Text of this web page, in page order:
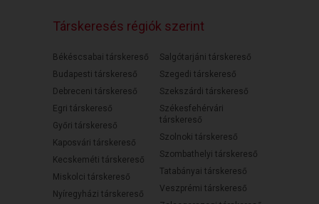
Társkeresés régiók szerint
Békéscsabai társkereső
Budapesti társkereső
Debreceni társkereső
Egri társkereső
Győri társkereső
Kaposvári társkereső
Kecskeméti társkereső
Miskolci társkereső
Nyíregyházi társkereső
Salgótarjáni társkereső
Szegedi társkereső
Szekszárdi társkereső
Székesfehérvári
társkereső
Szolnoki társkereső
Szombathelyi társkereső
Tatabányai társkereső
Veszprémi társkereső